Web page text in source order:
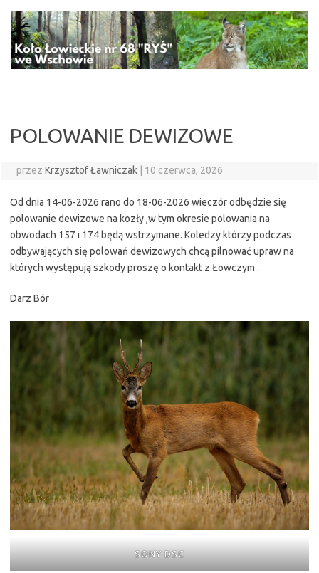
treści
POLOWANIE DEWIZOWE
przez Krzysztof Ławniczak 10 czerwca, 2026
Od dnia 14-06-2026 rano do 18-06-2026 wieczór odbędzie się
polowanie dewizowe na kozły ,w tym okresie polowania na
obwodach 157 i 174 będą wstrzymane. Koledzy którzy podczas
odbywających się polowań dewizowych chcą pilnować upraw na
których występują szkody proszę o kontakt z Łowczym .
Darz Bór
SONY DSC